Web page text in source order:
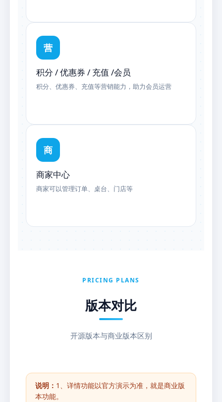
营
积分 / 优惠券 / 充值 /会员
积分、优惠券、充值等营销能力，助力会员运营
商
商家中心
商家可以管理订单、桌台、门店等
PRICING PLANS
版本对比
开源版本与商业版本区别
说明： 1、详情功能以官方演示为准，就是商业版
本功能。